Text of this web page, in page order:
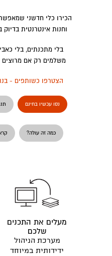
הכירו כלי חדשני
וחנות אינטרנטית
בלי מתכנתים, בלי
משלמים רק אם מרוצים
הצטרפו כשותפים -
נסו עכשיו בחינם
כמה זה עולה?
מעלים את התכנים
שלכם
מערכת הניהול
ידידותית במיוחד